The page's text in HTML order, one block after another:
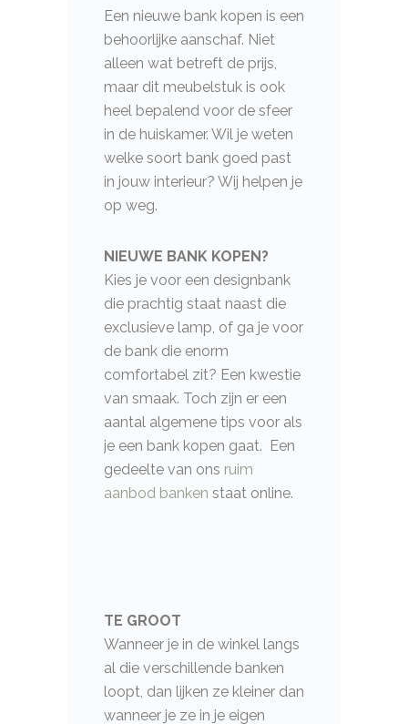
Een nieuwe bank kopen is een
behoorlijke aanschaf. Niet
alleen wat betreft de prijs,
maar dit meubelstuk is ook
heel bepalend voor de sfeer
in de huiskamer. Wil je weten
welke soort bank goed past
in jouw interieur? Wij helpen je
op weg.
NIEUWE BANK KOPEN?
Kies je voor een designbank
die prachtig staat naast die
exclusieve lamp, of ga je voor
de bank die enorm
comfortabel zit? Een kwestie
van smaak. Toch zijn er een
aantal algemene tips voor als
je een bank kopen gaat. Een
gedeelte van ons ruim
aanbod banken staat online.
TE GROOT
Wanneer je in de winkel langs
al die verschillende banken
loopt, dan lijken ze kleiner dan
wanneer je ze in je eigen